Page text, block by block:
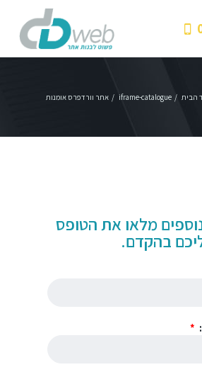
הבית /
iframe-catalogue
/ אתר וורדפרס אומנות
מלאו את הטופס
בהקדם.